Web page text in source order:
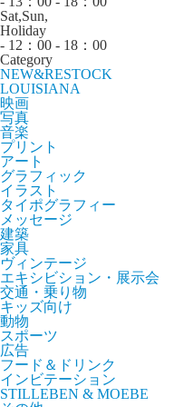
Sat,Sun,
Holiday
- 12：00 - 18：00
Category
NEW&RESTOCK
LOUISIANA
映画
写真
音楽
プリント
アート
グラフィック
イラスト
タイポグラフィー
メッセージ
建築
家具
ヴィンテージ
エキシビション・展示会
交通・乗り物
キッズ向け
動物
スポーツ
広告
フード＆ドリンク
インビテーション
STILLEBEN & MOEBE